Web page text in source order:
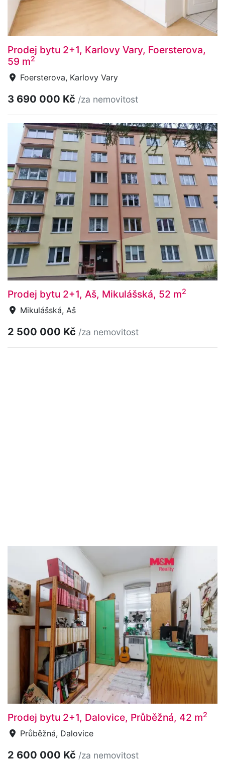
Prodej bytu 2+1, Karlovy Vary, Foersterova,
59 m2
Foersterova, Karlovy Vary
3 690 000 Kč /za nemovitost
Prodej bytu 2+1, Aš, Mikulášská, 52 m2
Mikulášská, Aš
2 500 000 Kč /za nemovitost
Prodej bytu 2+1, Dalovice, Průběžná, 42 m2
Průběžná, Dalovice
2 600 000 Kč /za nemovitost